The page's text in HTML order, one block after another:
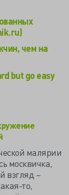
чем на
but go easy
малярии
москвичка,
взгляд –
то,